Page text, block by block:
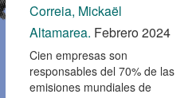
Correia, Mickaël
Altamarea. Febrero 2024
Cien empresas son
responsables del 70% de las
emisiones mundiales de